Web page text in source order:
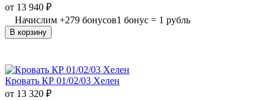
от 13 940 ₽
Начислим +279 бонусов1 бонус = 1 рубль
В корзину
Кровать КР 01/02/03 Хелен
от 13 320 ₽